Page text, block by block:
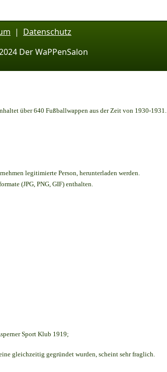
| Datenschutz
Der WaPPenSalon
über 640 Fußballwappen aus der Zeit von 1930-1931.
legitimierte Person, herunterladen werden.
(JPG, PNG, GIF) enthalten.
Sport Klub 1919;
gleichzeitig gegründet wurden, scheint sehr fraglich.